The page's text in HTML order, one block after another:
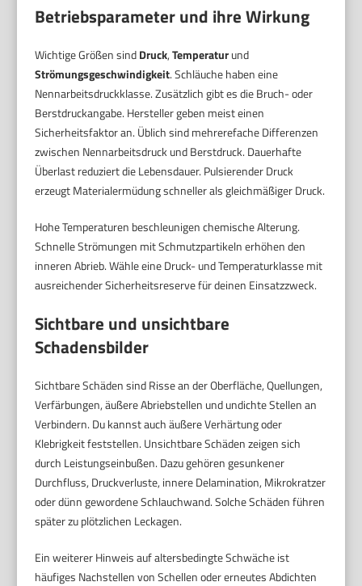
Betriebsparameter und ihre Wirkung
Wichtige Größen sindDruck,Temperaturund
Strömungsgeschwindigkeit. Schläuche haben eine
Nennarbeitsdruckklasse. Zusätzlich gibt es die Bruch- oder
Berstdruckangabe. Hersteller geben meist einen
Sicherheitsfaktor an. Üblich sind mehrerefache Differenzen
zwischen Nennarbeitsdruck und Berstdruck. Dauerhafte
Überlast reduziert die Lebensdauer. Pulsierender Druck
erzeugt Materialermüdung schneller als gleichmäßiger Druck.
Hohe Temperaturen beschleunigen chemische Alterung.
Schnelle Strömungen mit Schmutzpartikeln erhöhen den
inneren Abrieb. Wähle eine Druck- und Temperaturklasse mit
ausreichender Sicherheitsreserve für deinen Einsatzzweck.
Sichtbare und unsichtbare
Schadensbilder
Sichtbare Schäden sind Risse an der Oberfläche, Quellungen,
Verfärbungen, äußere Abriebstellen und undichte Stellen an
Verbindern. Du kannst auch äußere Verhärtung oder
Klebrigkeit feststellen. Unsichtbare Schäden zeigen sich
durch Leistungseinbußen. Dazu gehören gesunkener
Durchfluss, Druckverluste, innere Delamination, Mikrokratzer
oder dünn gewordene Schlauchwand. Solche Schäden führen
später zu plötzlichen Leckagen.
Ein weiterer Hinweis auf altersbedingte Schwäche ist
häufiges Nachstellen von Schellen oder erneutes Abdichten